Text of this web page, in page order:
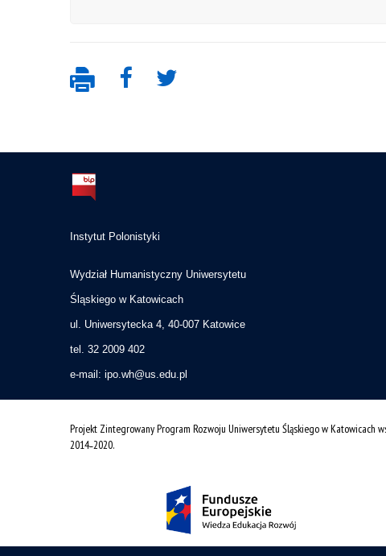
Instytut Polonistyki
Wydział Humanistyczny Uniwersytetu
Śląskiego w Katowicach
ul. Uniwersytecka 4, 40-007 Katowice
tel. 32 2009 402
e-mail: ipo.wh@us.edu.pl
Projekt Zintegrowany Program Rozwoju Uniwersytetu Śląskiego w Katowicach
2014˗2020.